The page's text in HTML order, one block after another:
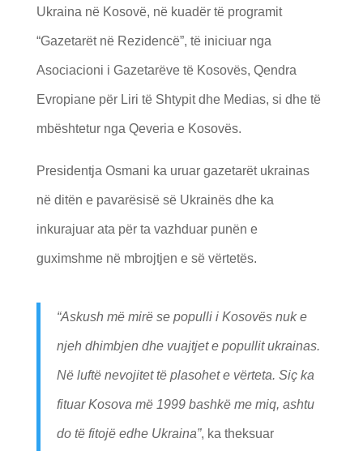
Ukraina në Kosovë, në kuadër të programit
“Gazetarët në Rezidencë”, të iniciuar nga
Asociacioni i Gazetarëve të Kosovës, Qendra
Evropiane për Liri të Shtypit dhe Medias, si dhe të
mbështetur nga Qeveria e Kosovës.
Presidentja Osmani ka uruar gazetarët ukrainas
në ditën e pavarësisë së Ukrainës dhe ka
inkurajuar ata për ta vazhduar punën e
guximshme në mbrojtjen e së vërtetës.
“Askush më mirë se populli i Kosovës nuk e
njeh dhimbjen dhe vuajtjet e popullit ukrainas.
Në luftë nevojitet të plasohet e vërteta. Siç ka
fituar Kosova më 1999 bashkë me miq, ashtu
do të fitojë edhe Ukraina”, ka theksuar